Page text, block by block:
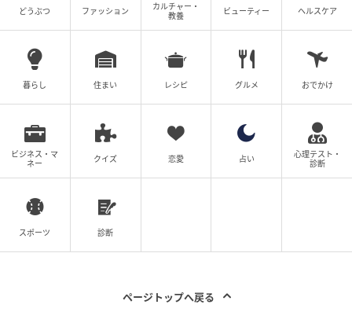
きると安堵した矢先、ナゴミから電話がありました。
坂道での危ない経験を盾に、20万円もする最新の電動
自転車を「ボーナスで買ってほしい」とねだられ、絶
句してしまいました。私たちの労働の対価を当然のよ
夫に相談するも呆れ果てるばかり。せっかくの喜びも
消え、私は重い気持ちで明細を引き出しの奥へ隠しま
した。
※この漫画はママスタに寄せられた体験談やご意見を
元に作成しています。
どうぶつ ファッション
カルチャー・
教養
ビューティー ヘルスケア
暮らし 住まい レシピ グルメ おでかけ
ビジネス・マ
ネー
クイズ 恋愛 占い
心理テスト・
診断
スポーツ 診断
ページトップへ戻る